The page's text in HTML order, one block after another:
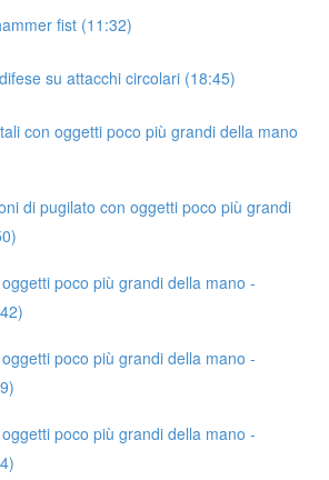
fist (11:32)
su attacchi circolari (18:45)
con oggetti poco più grandi della mano
di pugilato con oggetti poco più grandi
poco più grandi della mano -
poco più grandi della mano -
poco più grandi della mano -